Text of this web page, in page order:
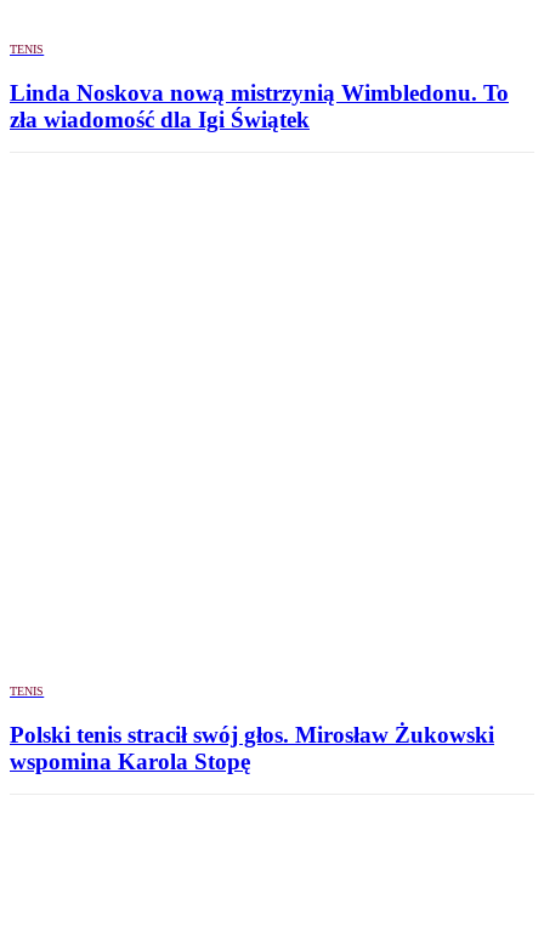
TENIS
Linda Noskova nową mistrzynią Wimbledonu. To
zła wiadomość dla Igi Świątek
TENIS
Polski tenis stracił swój głos. Mirosław Żukowski
wspomina Karola Stopę